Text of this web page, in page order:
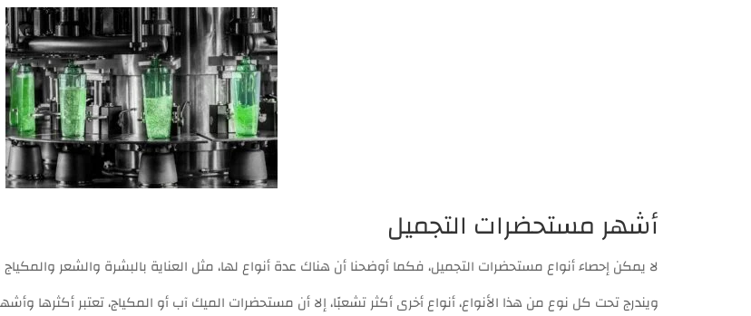
أشهر مستحضرات التجميل
لا يمكن إحصاء أنواع مستحضرات التجميل، فكما أوضحنا أن هناك عدة أنواع لها، مثل العناية بالبشرة والشعر
ويندرج تحت كل نوع من هذا الأنواع، أنواع أخرى أكثر تشعبًا، إلا أن مستحضرات الميك آب أو المكياج، تعتبر أكثرها